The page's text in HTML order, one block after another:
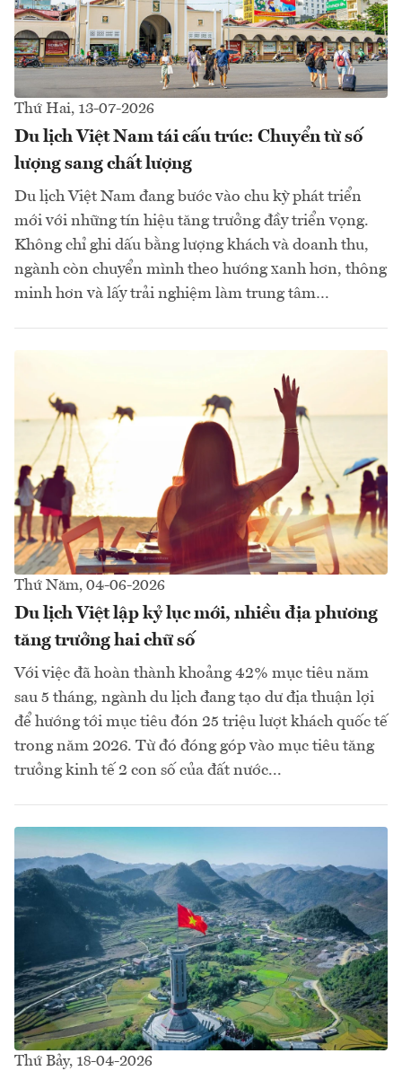
Thứ Hai, 13-07-2026
Du lịch Việt Nam tái cấu trúc: Chuyển từ số
lượng sang chất lượng
Du lịch Việt Nam đang bước vào chu kỳ phát triển
mới với những tín hiệu tăng trưởng đầy triển vọng.
Không chỉ ghi dấu bằng lượng khách và doanh thu,
ngành còn chuyển mình theo hướng xanh hơn, thông
minh hơn và lấy trải nghiệm làm trung tâm…
Thứ Năm, 04-06-2026
Du lịch Việt lập kỷ lục mới, nhiều địa phương
tăng trưởng hai chữ số
Với việc đã hoàn thành khoảng 42% mục tiêu năm
sau 5 tháng, ngành du lịch đang tạo dư địa thuận lợi
để hướng tới mục tiêu đón 25 triệu lượt khách quốc tế
trong năm 2026. Từ đó đóng góp vào mục tiêu tăng
trưởng kinh tế 2 con số của đất nước...
Thứ Bảy, 18-04-2026